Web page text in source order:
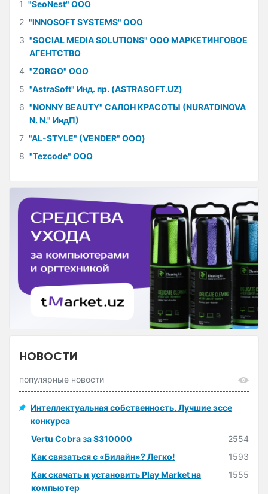
1 "SeoNest" ООО
2 "INNOSOFT SYSTEMS" ООО
3 "SOCIAL MEDIA SOLUTIONS" ООО МАРКЕТИНГОВОЕ
АГЕНТСТВО
4 "ZORGO" ООО
5 "AstraSoft" Инд. пр. (ASTRASOFT.UZ)
6 "NONNY BEAUTY" САЛОН КРАСОТЫ (NURATDINOVA
N. N." ИндП)
7 "AL-STYLE" (VENDER" ООО)
8 "Tezcode" ООО
НОВОСТИ
популярные новости
Интеллектуальная собственность. Лучшие эссе
конкурса
Vertu Cobra за $310000
2554
Как связаться с «Билайн»? Легко!
1593
Как скачать и установить Play Market на
компьютер
1555